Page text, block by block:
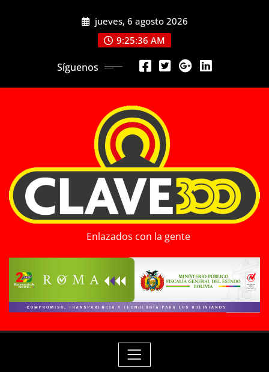
jueves, 6 agosto 2026
9:25:37 AM
Síguenos
Enlazados con la gente